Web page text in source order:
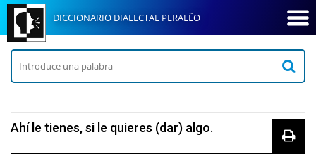
DICCIONARIO DIALECTAL PERALÊO
Ahí le tienes, si le quieres (dar) algo.